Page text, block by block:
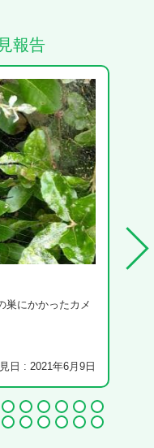
報告
巣にかかったカメ
日 : 2021年6月9日